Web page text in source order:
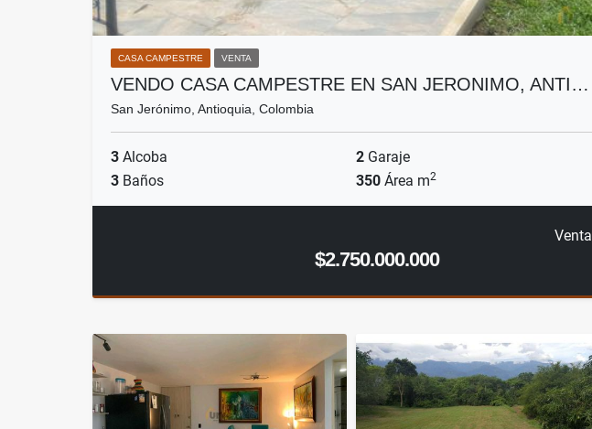
CASA CAMPESTRE VENTA
VENDO CASA CAMPESTRE EN SAN JERONIMO, ANTI…
San Jerónimo, Antioquia, Colombia
3 Alcoba 2 Garaje
3 Baños 350 Área m2
Venta
$2.750.000.000